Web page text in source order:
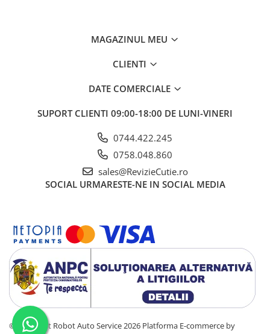
MAGAZINUL MEU
CLIENTI
DATE COMERCIALE
SUPORT CLIENTI 09:00-18:00 DE LUNI-VINERI
0744.422.245
0758.048.860
sales@RevizieCutie.ro
SOCIAL URMARESTE-NE IN SOCIAL MEDIA
©Copyright Robot Auto Service 2026 Platforma E-commerce by